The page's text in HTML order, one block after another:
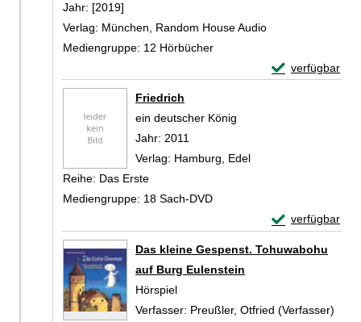
Jahr: [2019]
Verlag: München, Random House Audio
Mediengruppe: 12 Hörbücher
verfügbar
Exemplar-
Friedrich
ein deutscher König
Suche nach diesem Verfasser
Jahr: 2011
Verlag: Hamburg, Edel
Reihe: Das Erste
Mediengruppe: 18 Sach-DVD
verfügbar
Exemplar-
Das kleine Gespenst. Tohuwabohu
auf Burg Eulenstein
Hörspiel
Verfasser: Preußler, Otfried (Verfasser)